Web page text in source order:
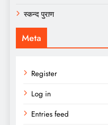
स्कन्द पुराण
Meta
Register
Log in
Entries feed